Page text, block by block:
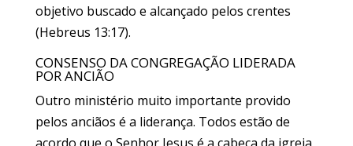
objetivo buscado e alcançado pelos crentes
(Hebreus 13:17).
CONSENSO DA CONGREGAÇÃO LIDERADA
POR ANCIÃO
Outro ministério muito importante provido
pelos anciãos é a liderança. Todos estão de